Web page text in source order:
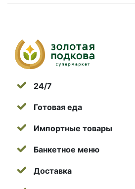
24/7
Готовая еда
Импортные товары
Банкетное меню
Доставка